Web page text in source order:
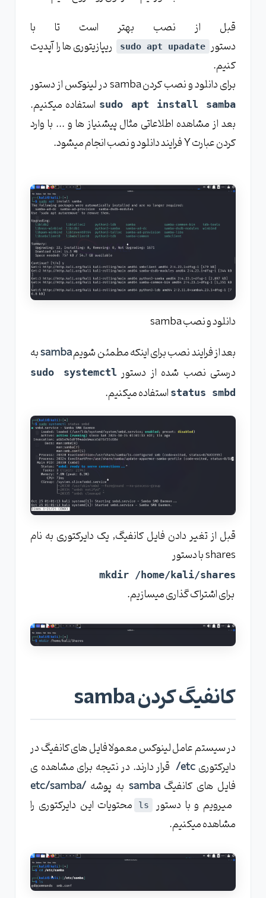
قبل از نصب بهتر است تا با
دستور sudo apt upadate
ریپازیتوری ها را آپدیت
کنیم.
برای دانلود و نصب کردن samba در لینوکس از دستور
sudo apt install samba استفاده میکنیم.
بعد از مشاهده اطلاعاتی مثال پیشنیاز ها و ... با وارد
کردن عبارت Y فرایند دانلود و نصب انجام میشود.
دانلود و نصب samba
بعد از فرایند نصب برای اینکه مطمئن شویمsambaبه
درستی نصب شده از دستور sudo systemctl
status smbd استفاده میکنیم.
قبل از تغیر دادن فایل کانفیگ, یک دایرکتوری به نام
shares با دستور
mkdir /home/kali/shares
برای اشتراک گذاری میسازیم.
کانفیگ کردن samba
در سیستم عامل لینوکس معمولا فایل های کانفیگ در
دایرکتوری etc/
قرار دارند. در نتیجه برای مشاهده ی
فایل های کانفیگsamba به پوشه /etc/samba
میرویم و با دستور
ls
محتویات این دایرکتوری را
مشاهده میکنیم.